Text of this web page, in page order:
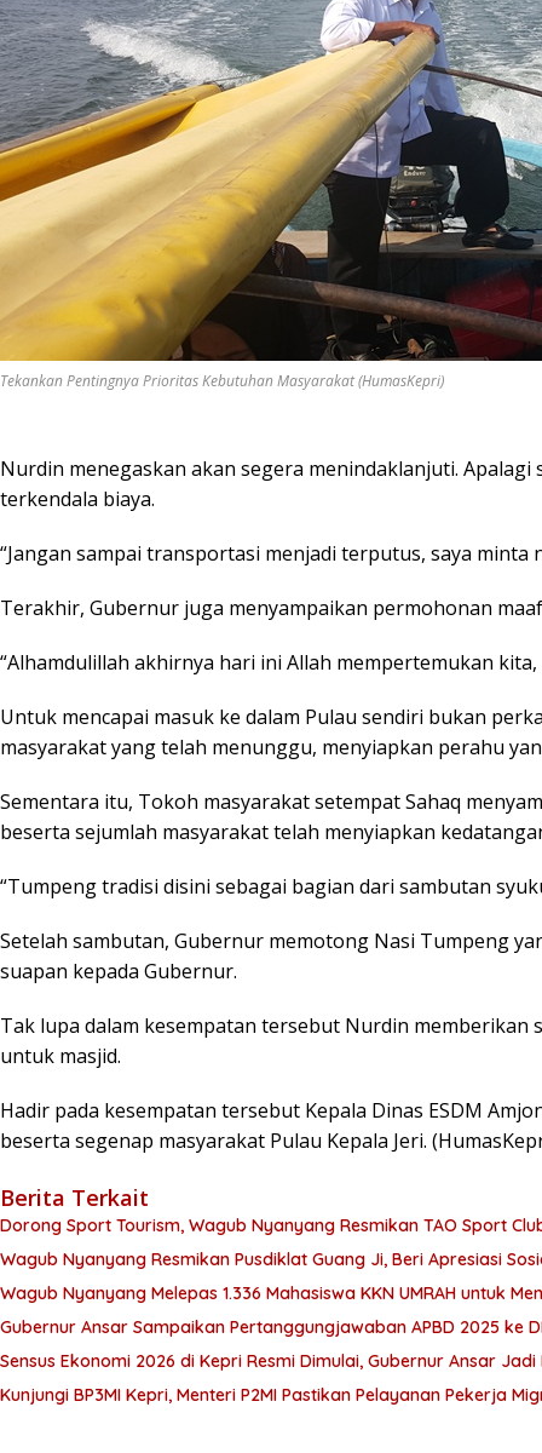
Tekankan Pentingnya Prioritas Kebutuhan Masyarakat (HumasKepri)
Nurdin menegaskan akan segera menindaklanjuti.
terkendala biaya.
“Jangan sampai transportasi menjadi terputus, saya
Terakhir, Gubernur juga menyampaikan permohonan
“Alhamdulillah akhirnya hari ini Allah mempertemukan
Untuk mencapai masuk ke dalam Pulau sendiri bukan
masyarakat yang telah menunggu, menyiapkan perahu
Sementara itu, Tokoh masyarakat setempat Sahaq
beserta sejumlah masyarakat telah menyiapkan
“Tumpeng tradisi disini sebagai bagian dari sambutan
Setelah sambutan, Gubernur memotong Nasi Tumpeng
suapan kepada Gubernur.
Tak lupa dalam kesempatan tersebut Nurdin
untuk masjid.
Hadir pada kesempatan tersebut Kepala Dinas ESDM
beserta segenap masyarakat Pulau Kepala Jeri.
Berita Terkait
Dorong Sport Tourism, Wagub Nyanyang Resmikan TAO Sport
Wagub Nyanyang Resmikan Pusdiklat Guang Ji, Beri Apresiasi
Wagub Nyanyang Melepas 1.336 Mahasiswa KKN UMRAH untuk
Gubernur Ansar Sampaikan Pertanggungjawaban APBD 2025 ke
Sensus Ekonomi 2026 di Kepri Resmi Dimulai, Gubernur Ansar
Kunjungi BP3MI Kepri, Menteri P2MI Pastikan Pelayanan Pekerja